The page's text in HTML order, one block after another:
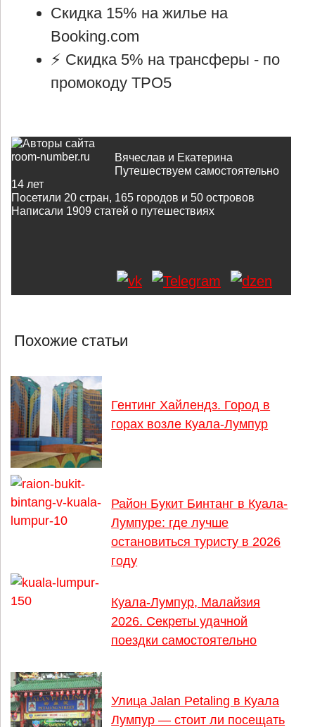
Скидка 15% на жилье на
Booking.com
⚡ Cкидка 5% на трансферы - по
промокоду TPO5
Вячеслав и Екатерина
Путешествуем самостоятельно
14 лет
Посетили 20 стран, 165 городов и 50 островов
Написали 1909 статей о путешествиях
Похожие статьи
Гентинг Хайлендз. Город в
горах возле Куала-Лумпур
Район Букит Бинтанг в Куала-
Лумпуре: где лучше
остановиться туристу в 2026
году
Куала-Лумпур, Малайзия
2026. Секреты удачной
поездки самостоятельно
Улица Jalan Petaling в Куала
Лумпур — стоит ли посещать